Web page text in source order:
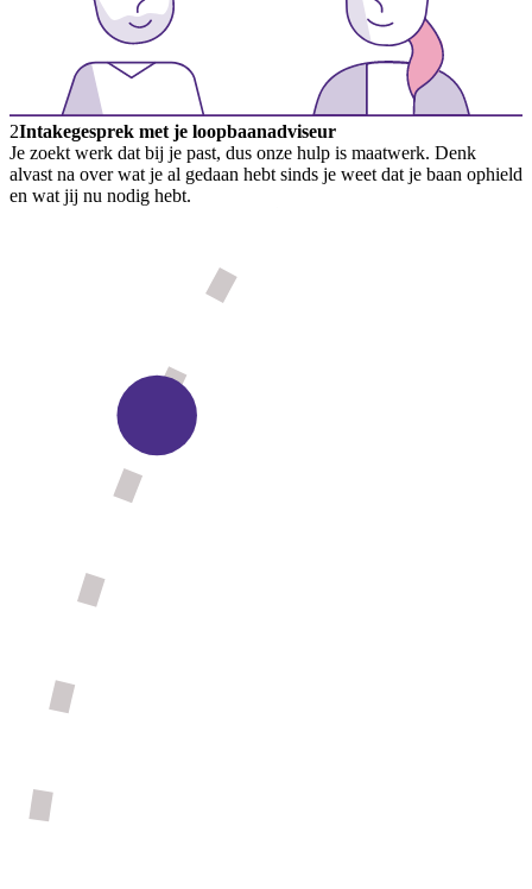
2Intakegesprek met je loopbaanadviseur
Je zoekt werk dat bij je past, dus onze hulp is maatwerk. Denk
alvast na over wat je al gedaan hebt sinds je weet dat je baan ophield
en wat jij nu nodig hebt.